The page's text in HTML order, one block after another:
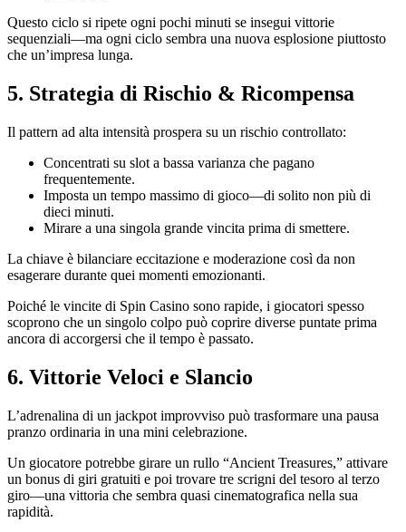
Questo ciclo si ripete ogni pochi minuti se insegui vittorie
sequenziali—ma ogni ciclo sembra una nuova esplosione piuttosto
che un’impresa lunga.
5. Strategia di Rischio & Ricompensa
Il pattern ad alta intensità prospera su un rischio controllato:
Concentrati su slot a bassa varianza che pagano
frequentemente.
Imposta un tempo massimo di gioco—di solito non più di
dieci minuti.
Mirare a una singola grande vincita prima di smettere.
La chiave è bilanciare eccitazione e moderazione così da non
esagerare durante quei momenti emozionanti.
Poiché le vincite di Spin Casino sono rapide, i giocatori spesso
scoprono che un singolo colpo può coprire diverse puntate prima
ancora di accorgersi che il tempo è passato.
6. Vittorie Veloci e Slancio
L’adrenalina di un jackpot improvviso può trasformare una pausa
pranzo ordinaria in una mini celebrazione.
Un giocatore potrebbe girare un rullo “Ancient Treasures,” attivare
un bonus di giri gratuiti e poi trovare tre scrigni del tesoro al terzo
giro—una vittoria che sembra quasi cinematografica nella sua
rapidità.